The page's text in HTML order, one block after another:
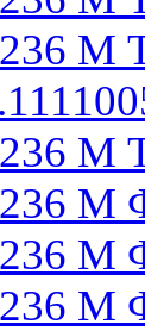
М
М
М
М
М